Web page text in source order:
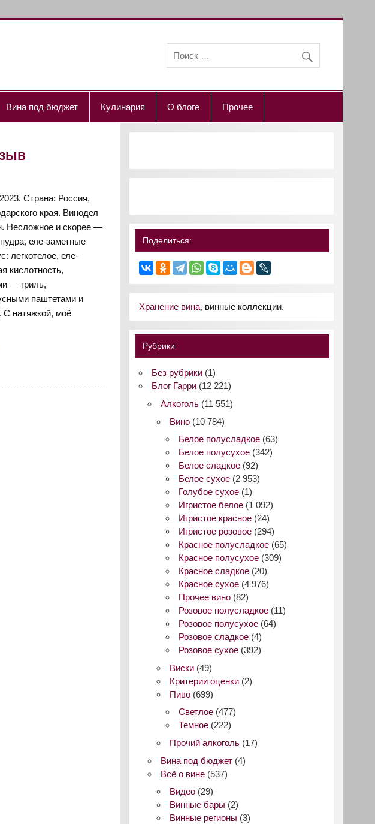
Вина под бюджет Кулинария О блоге Прочее
Страна: Россия,
края. Винодел
Несложное и скорее —
еле-заметные
легкотелое, еле-
кислотность,
— гриль,
паштетами и
С натяжкой, моё
Поделиться:
Хранение вина, винные коллекции.
Рубрики
Без рубрики(1)
Блог Гарри(12 221)
Алкоголь (11 551)
Вино (10 784)
Белое полусладкое (63)
Белое полусухое (342)
Белое сладкое (92)
Белое сухое (2 953)
Голубое сухое (1)
Игристое белое (1 092)
Игристое красное (24)
Игристое розовое (294)
Красное полусладкое (65)
Красное полусухое (309)
Красное сладкое (20)
Красное сухое (4 976)
Прочее вино (82)
Розовое полусладкое (11)
Розовое полусухое (64)
Розовое сладкое (4)
Розовое сухое (392)
Виски (49)
Критерии оценки (2)
Пиво (699)
Светлое (477)
Темное (222)
Прочий алкоголь (17)
Вина под бюджет (4)
Всё о вине (537)
Видео (29)
Винные бары (2)
Винные регионы (3)